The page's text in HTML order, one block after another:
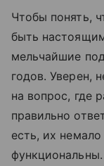
Чтобы понять,
быть
мельчайшие
годов. Уверен,
на вопрос, где
правильно
есть, их